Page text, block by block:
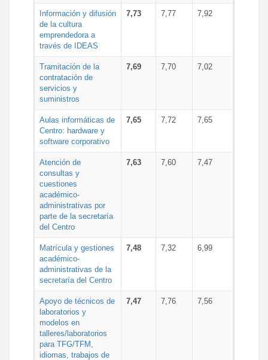
Información y difusión
de la cultura
emprendedora a
través de IDEAS
7,73 7,77 7,92
Tramitación de la
contratación de
servicios y
suministros
7,69 7,70 7,02
Aulas informáticas de
Centro: hardware y
software corporativo
7,65 7,72 7,65
Atención de
consultas y
cuestiones
académico-
administrativas por
parte de la secretaría
del Centro
7,63 7,60 7,47
Matrícula y gestiones
académico-
administrativas de la
secretaría del Centro
7,48 7,32 6,99
Apoyo de técnicos de
laboratorios y
modelos en
talleres/laboratorios
para TFG/TFM,
idiomas, trabajos de
7,47 7,76 7,56